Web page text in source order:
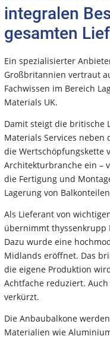
integralen
gesamten
Ein spezialisierter
Großbritannien vertraut
Fachwissen im Bereich
Materials UK.
Damit steigt die britische
Materials Services
die Wertschöpfungskette
Architekturbranche ein –
die Fertigung und
Lagerung von
Als Lieferant von
übernimmt thyssenkrupp
Dazu wurde eine
Midlands eröffnet. Das
die eigene Produktion
Achtfache reduziert.
verkürzt.
Die Anbaubalkone
Materialien wie